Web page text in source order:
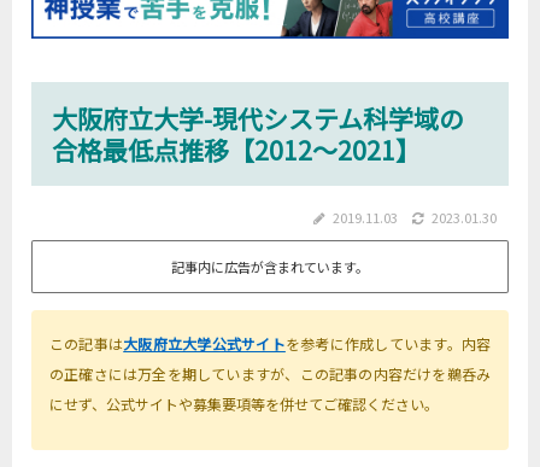
大阪府立大学-現代システム科学域の
合格最低点推移【2012～2021】
2019.11.03 2023.01.30
記事内に広告が含まれています。
この記事は大阪府立大学公式サイトを参考に作成しています。内容
の正確さには万全を期していますが、この記事の内容だけを鵜呑み
にせず、公式サイトや募集要項等を併せてご確認ください。